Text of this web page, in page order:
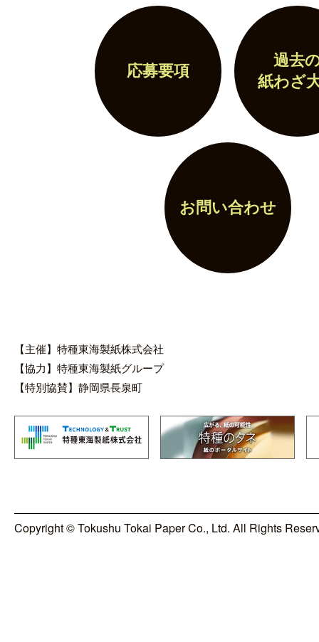
応募要項
過去
紙わざ
お問い合わせ
【主催】特種東海製紙株式会社
【協力】特種東海製紙グループ
【特別協賛】静岡県長泉町
Copyright © Tokushu Tokai Paper Co., Ltd. All Rights